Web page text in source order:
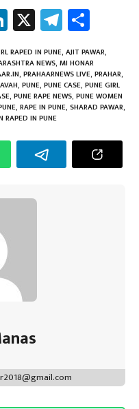
Li
nk
e
dI
n
X Te
le
gr
a
m
ar
e
RAPED IN PUNE, AJIT PAWAR,
NEWS, MI HONAR
, PRAHAARNEWS LIVE, PRAHAR,
, PUNE, PUNE CASE, PUNE GIRL
, PUNE RAPE NEWS, PUNE WOMEN
, RAPE IN PUNE, SHARAD PAWAR,
RAPED IN PUNE